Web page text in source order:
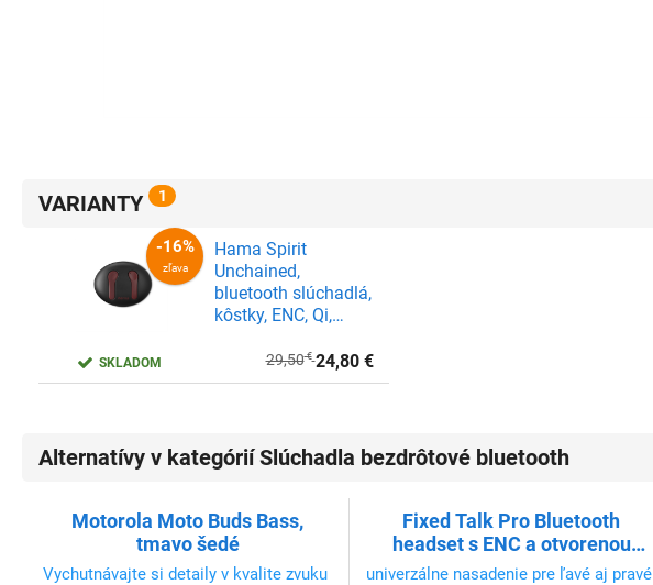
VARIANTY 1
SKLADOM
zľava
Hama Spirit
Unchained,
bluetooth slúchadlá,
kôstky, ENC, Qi,
24,80€
29,50€
Alternatívy v kategórií Slúchadla bezdrôtové bluetooth
Motorola Moto Buds Bass,
tmavo šedé
Vychutnávajte si detaily v kvalite zvuku
Fixed Talk Pro Bluetooth
headset s ENC a otvorenou
konštrukciou, čierny
univerzálne nasadenie pre ľavé aj pravé